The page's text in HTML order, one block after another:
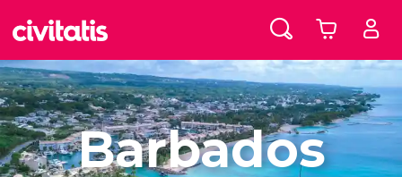
Barbados